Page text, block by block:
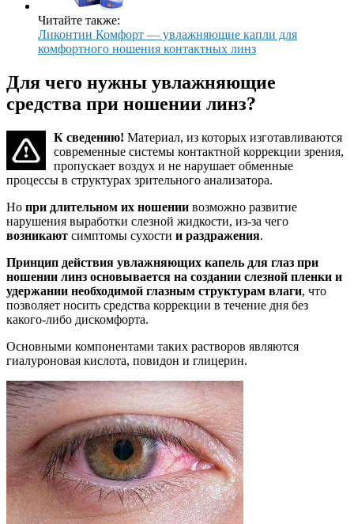
Читайте также:
Ликонтин Комфорт — увлажняющие капли для
комфортного ношения контактных линз
Для чего нужны увлажняющие
средства при ношении линз?
К сведению! Материал, из которых изготавливаются
современные системы контактной коррекции зрения,
пропускает воздух и не нарушает обменные
процессы в структурах зрительного анализатора.
Но при длительном их ношении возможно развитие
нарушения выработки слезной жидкости, из-за чего
возникают симптомы сухости и раздражения.
Принцип действия увлажняющих капель для глаз при
ношении линз основывается на создании слезной пленки и
удержании необходимой глазным структурам влаги, что
позволяет носить средства коррекции в течение дня без
какого-либо дискомфорта.
Основными компонентами таких растворов являются
гиалуроновая кислота, повидон и глицерин.